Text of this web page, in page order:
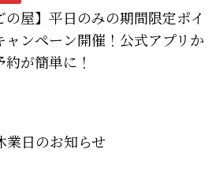
の屋】平日のみの期間限定ポイ
ャンペーン開催！公式アプリか
約が簡単に！
業日のお知らせ